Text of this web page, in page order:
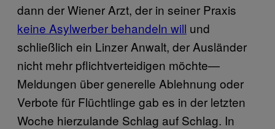
dann der Wiener Arzt, der in seiner Praxis
keine Asylwerber behandeln will und
schließlich ein Linzer Anwalt, der Ausländer
nicht mehr pflichtverteidigen möchte—
Meldungen über generelle Ablehnung oder
Verbote für Flüchtlinge gab es in der letzten
Woche hierzulande Schlag auf Schlag. In